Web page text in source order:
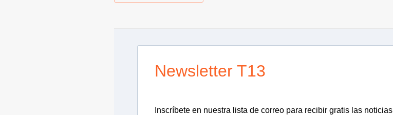
Newsletter T13
Inscríbete en nuestra lista de correo para recibir gratis las noticias